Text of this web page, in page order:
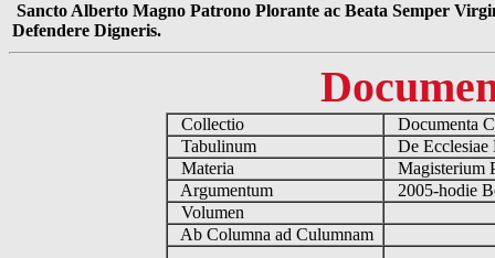
Sancto Alberto Magno Patrono Plorante ac Beata Semper
Defendere Digneris.
Collectio
Documenta
Tabulinum
De
Materia
Magisterium
Argumentum
2005-hodie
Volumen
Ab Columna ad Culumnam